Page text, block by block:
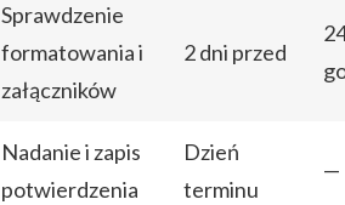
Sprawdzenie
formatowania i
załączników
2 dni przed
Nadanie i zapis
potwierdzenia
Dzień
terminu
—